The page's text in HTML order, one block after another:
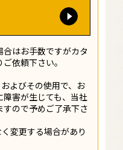
はお手数ですがカタ
依頼下さい。
よびその使用で、お
害が生じても、当社
ので予めご了承下さ
変更する場合があり